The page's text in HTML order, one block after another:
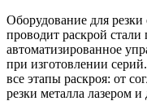
Оборудование для
проводит раскрой
автоматизированное
при изготовлении
все этапы раскроя: от
резки металла лазером и